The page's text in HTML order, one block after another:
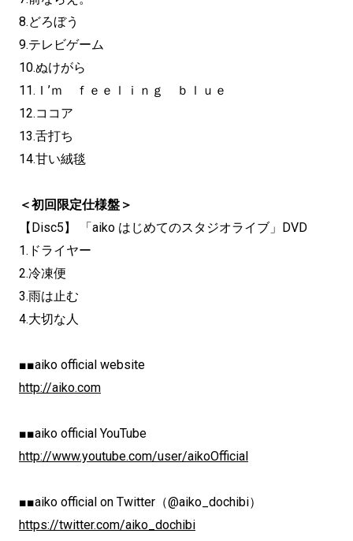
8.どろぼう
9.テレビゲーム
10.ぬけがら
11.Ｉ’ｍ ｆｅｅｌｉｎｇ ｂｌｕｅ
12.ココア
13.舌打ち
14.甘い絨毯
＜初回限定仕様盤＞
【Disc5】 「aiko はじめてのスタジオライブ」DVD
1.ドライヤー
2.冷凍便
3.雨は止む
4.大切な人
■■aiko official website
http://aiko.com
■■aiko official YouTube
http://www.youtube.com/user/aikoOfficial
■■aiko official on Twitter（@aiko_dochibi）
https://twitter.com/aiko_dochibi